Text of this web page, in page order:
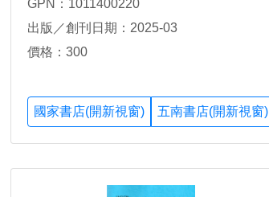
GPN：1011400220
出版／創刊日期：2025-03
價格：300
國家書店(開新視窗) 五南書店(開新視窗)